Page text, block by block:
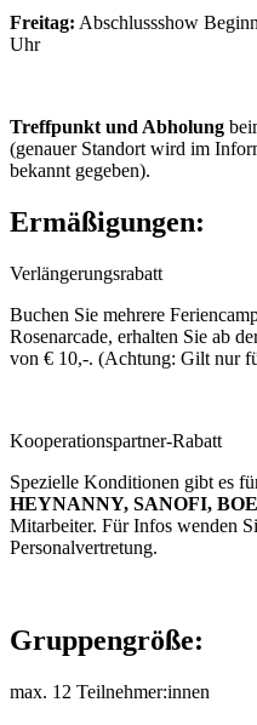
Freitag: Abschlussshow
Uhr
Treffpunkt und Abholung
(genauer Standort wird im
bekannt gegeben).
Ermäßigungen:
Verlängerungsrabatt
Buchen Sie mehrere
Rosenarcade, erhalten Sie ab
von € 10,-. (Achtung: Gilt nur
Kooperationspartner-Rabatt
Spezielle Konditionen gibt es
HEYNANNY, SANOFI,
Mitarbeiter. Für Infos wenden
Personalvertretung.
Gruppengröße:
max. 12 Teilnehmer:innen